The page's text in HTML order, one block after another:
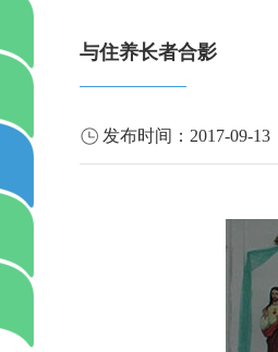
与住养长者合影
发布时间： 2017-09-13